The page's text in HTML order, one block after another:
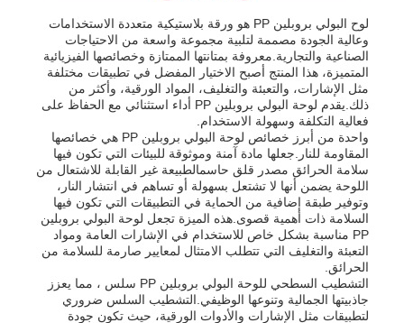
منزل
المنتجات
لوح البولي بروبلين PP هو ورقة بلاستيكية متعددة الاستخدامات
وعالية الجودة مصممة لتلبية مجموعة واسعة من الاحتياجات
الصناعية والتجارية.معروفة بمتانتها الممتازة وخصائصها الفيزيائية
المتميزة، هذا المنتج أصبح الاختيار المفضل في تطبيقات مختلفة
مثل الإشارات، والتعبئة والتغليف، المواد الورقية، وأكثر من
ذلك.يقدم لوحة البولي بروبلين PP أداء استثنائي مع الحفاظ على
فعالية التكلفة وسهولة الاستخدام.
واحدة من أبرز خصائص لوحة البولي بروبلين PP هي خصائصها
المقاومة للنار.جعلها مادة آمنة وموثوقة للبيئات التي تكون فيها
سلامة الحرائق مصدر قلق حاسمالطبيعة غير القابلة للاشتعال من
اللوحة يضمن أنها لا تشتعل بسهولة أو تساهم في انتشار النار،
وتوفير طبقة إضافية من الحماية في التطبيقات التي تكون فيها
السلامة ذات أهمية قصوى.هذه الميزة تجعل لوحة البولي بروبلين
PP مناسبة بشكل خاص للاستخدام في الإشارات العامة ومواد
التعبئة والتغليف التي تتطلب الامتثال لمعايير صارمة للسلامة من
الحرائق.
التشطيب السطحي للوحة البولي بروبلين PP سلس ، مما يعزز
جاذبيتها الجمالية وتنوعها الوظيفي.التشطيب السلس ضروري
لتطبيقات مثل الإشارات والأدوات الورقية، حيث تكون جودة